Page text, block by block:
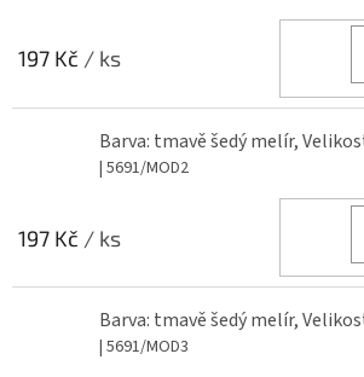
197 Kč / ks
Barva: tmavě šedý melír,
| 5691/MOD2
197 Kč / ks
Barva: tmavě šedý melír,
| 5691/MOD3